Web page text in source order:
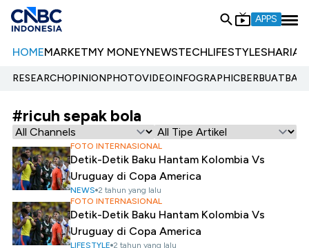
APPS
HOMEMARKETMY MONEYNEWSTECHLIFESTYLESHARIA
RESEARCHOPINIONPHOTOVIDEOINFOGRAPHIC
#ricuh sepak bola
FOTO INTERNASIONAL
Detik-Detik Baku Hantam Kolombia Vs
Uruguay di Copa America
NEWS 2 tahun yang lalu
FOTO INTERNASIONAL
Detik-Detik Baku Hantam Kolombia Vs
Uruguay di Copa America
LIFESTYLE 2 tahun yang lalu